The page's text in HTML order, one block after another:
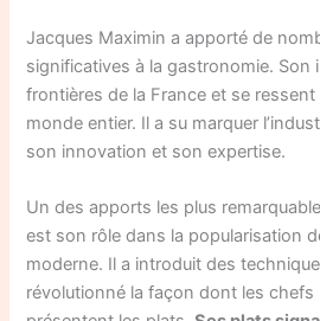
Jacques Maximin a apporté de
significatives à la gastronomie. Son
frontières de la France et se
monde entier. Il a su marquer
son innovation et son expertise.
Un des apports les plus
est son rôle dans la popularisation
moderne. Il a introduit des
révolutionné la façon dont les chefs